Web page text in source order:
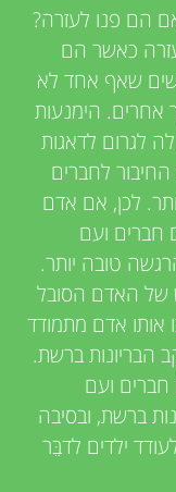
הם פנו לעזרה?
כאשר הם
שאף אחד לא
אחרים. הימנעות
לגרום לדאגות
לחברים
לכן, אם אדם
חברים ועם
טובה יותר.
של האדם הסובל
אותו אדם מתמודד
הבריונות ברשת.
ועם
ברשת, ובסיבה
ילדים לדבֵּר